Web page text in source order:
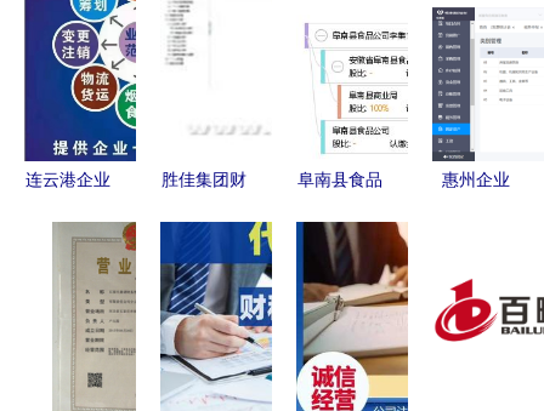
连云港企业
工商注册、
代理记账与
财务税务咨
询全解析
胜佳集团财
IT168实时
报价及财务
咨询服务发
展趋势分析
阜南县食品
品站 工商
信息、信用
报告与财务
报表全解析
惠州企业
务深度解析